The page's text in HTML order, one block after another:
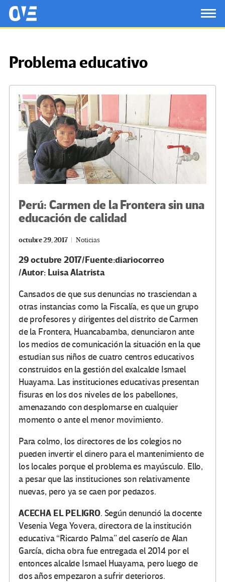
Saltar al contenido principal
OtrasVocesenEducacion.org
Problema educativo
Perú: Carmen de la Frontera sin una
educación de calidad
octubre 29, 2017 Noticias
29 octubre 2017/Fuente:diariocorreo
/Autor: Luisa Alatrista
Cansados de que sus denuncias no trasciendan a
otras instancias como la Fiscalía, es que un grupo
de profesores y dirigentes del distrito de Carmen
de la Frontera, Huancabamba, denunciaron ante
los medios de comunicación la situación en la que
estudian sus niños de cuatro centros educativos
construidos en la gestión del exalcalde Ismael
Huayama. Las instituciones educativas presentan
fisuras en los dos niveles de los pabellones,
amenazando con desplomarse en cualquier
momento o ante el menor movimiento.
Para colmo, los directores de los colegios no
pueden invertir el dinero para el mantenimiento de
los locales porque el problema es mayúsculo. Ello,
a pesar que las instituciones son relativamente
nuevas, pero ya se caen por pedazos.
ACECHA EL PELIGRO. Según denunció la docente
Vesenia Vega Yovera, directora de la institución
educativa “Ricardo Palma” del caserío de Alan
García, dicha obra fue entregada el 2014 por el
entonces alcalde Ismael Huayama, pero luego de
dos años empezaron a sufrir deterioros.